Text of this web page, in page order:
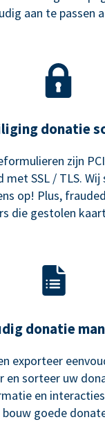
aan te passen
donatie
zijn
met SSL / TLS. Wij
op! Plus,
die gestolen
donatie
exporteer
en sorteer uw
en
goede